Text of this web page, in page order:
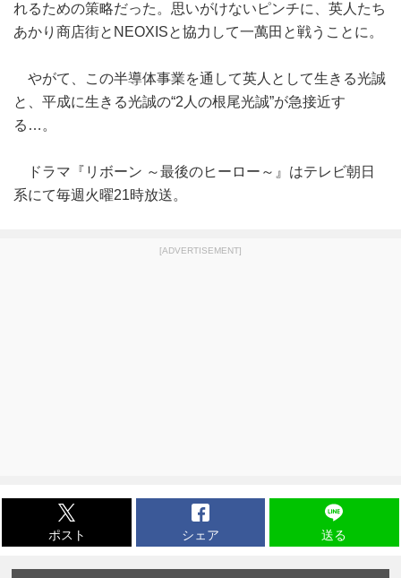
れるための策略だった。思いがけないピンチに、英人たち
あかり商店街とNEOXISと協力して一萬田と戦うことに。
やがて、この半導体事業を通して英人として生きる光誠
と、平成に生きる光誠の“2人の根尾光誠”が急接近す
る…。
ドラマ『リボーン ～最後のヒーロー～』はテレビ朝日
系にて毎週火曜21時放送。
[ADVERTISEMENT]
ポスト シェア 送る